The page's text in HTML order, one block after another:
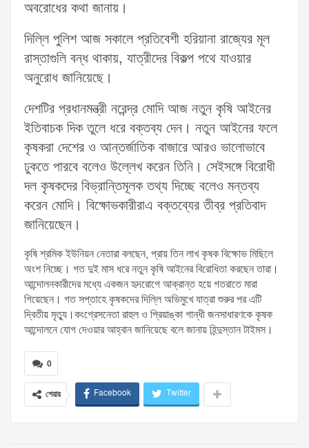
অবরোধের কথা জানায়।
দিল্লি পুলিশ আজ সকালে প্রতিবেশী হরিয়ানা রাজ্যের মূল
রাস্তাগুলি বন্ধ থাকায়, যাত্রীদের বিকল্প পথে যাওয়ার
অনুরোধ জানিয়েছে।
দেশটির প্রধানমন্ত্রী নরেন্দ্র মোদি আজ নতুন কৃষি আইনের
ইতিবাচক দিক তুলে ধরে বক্তব্য দেন। নতুন আইনের ফলে
কৃষকরা দেশের ও আন্তর্জাতিক বাজারে আরও ভালোভাবে
ঢুকতে পারবে বলেও উল্লেখ করেন তিনি। সেইসঙ্গে বিরোধী
দল কৃষকদের বিভ্রান্তিমূলক তথ্য দিচ্ছে বলেও মন্তব্য
করেন মোদি। বিক্ষোভকারীরাএ বক্তব্যের তীব্র প্রতিবাদ
জানিয়েছেন।
কৃষি শ্রমিক ইউনিয়ন নেতারা বলছেন, প্রায় তিন লাখ কৃষক বিক্ষোভ মিছিলে
অংশ নিচ্ছে। গত দুই মাস ধরে নতুন কৃষি আইনের বিরোধিতা করছেন তারা।
আন্দোলনকারীদের মধ্যে একজন হৃদরোগে আক্রান্ত হয়ে গতরাতে মারা
গিয়েছেন। গত সপ্তাহে কৃষকদের দিল্লি অভিমুখে যাত্রা শুরুর পর এটি
দ্বিতীয় মৃত্যু।কংগ্রেসনেতা রাহুল ও প্রিয়াঙ্কা গান্ধী জনসাধারণকে কৃষক
আন্দোলনে যোগ দেওয়ার আহ্বান জানিয়েছে বলে জানায় হিন্দুস্তান টাইমস।
0
শেয়ার Facebook Twitter